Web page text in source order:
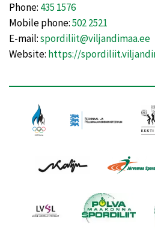
Phone: 435 1576
Mobile phone:502 2521
E-mail:spordiliit@viljandimaa.ee
Website: https://